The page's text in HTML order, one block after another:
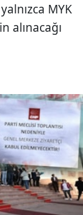
MYK
alınacağı